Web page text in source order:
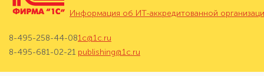
Информация об ИТ-аккредитованной
8-495-258-44-08
8-495-681-02-21
1c@1c.ru
publishing@1c.ru